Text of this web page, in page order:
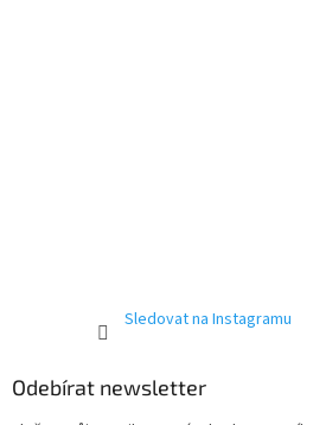
Sledovat na Instagramu
Odebírat newsletter